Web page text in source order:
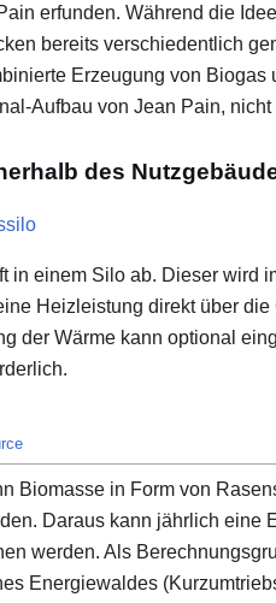
erfunden. Während die
bereits verschiedentlich
Erzeugung von Biogas
Aufbau von Jean Pain, nicht
des
in einem Silo ab. Dieser wird
Heizleistung direkt über
der Wärme kann optional
Biomasse in Form von
Daraus kann jährlich eine
werden. Als
Energiewaldes